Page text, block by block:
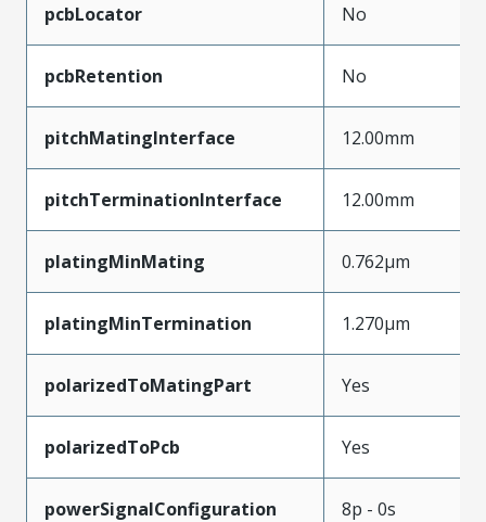
pcbLocator No
pcbRetention No
pitchMatingInterface 12.00mm
pitchTerminationInterface 12.00mm
platingMinMating 0.762µm
platingMinTermination 1.270µm
polarizedToMatingPart Yes
polarizedToPcb Yes
powerSignalConfiguration 8p - 0s